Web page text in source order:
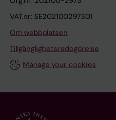
VAT.nr: SE202100297301
Om webbplatsen
Tillgänglighetsredogörelse
Manage your cookies